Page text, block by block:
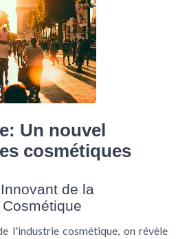
Un nouvel
cosmétiques
de la
l'industrie cosmétique, on révèle